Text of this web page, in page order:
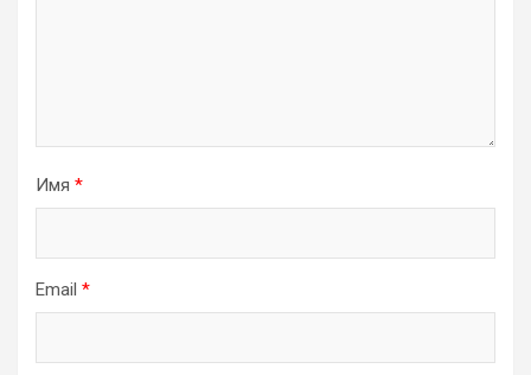
Имя *
Email *